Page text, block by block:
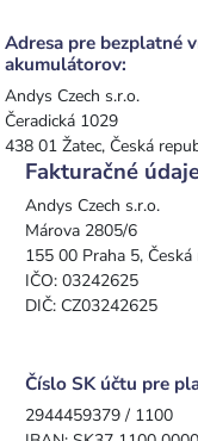
Adresa pre bezplatné
akumulátorov:
Andys Czech s.r.o.
Čeradická 1029
438 01 Žatec, Česká
Fakturačné
Andys Czech s.r.o.
Márova 2805/6
155 00 Praha 5,
IČO: 03242625
DIČ: CZ03242625
Číslo SK účtu pre
2944459379 / 1100